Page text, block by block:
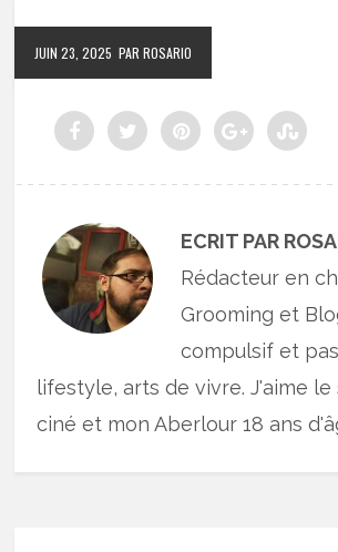
JUIN 23, 2025 PAR ROSARIO
ECRIT PAR
Rédacteur en
Grooming et
compulsif et
lifestyle, arts de vivre. J'aime
ciné et mon Aberlour 18 ans